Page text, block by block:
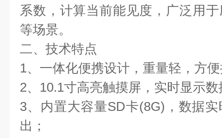
系数，计算当前能见度，广泛用
等场景。
二、技术特点
1、一体化便携设计，重量轻，方
2、10.1寸高亮触摸屏，实时显示
3、内置大容量SD卡(8G)，数据
出；